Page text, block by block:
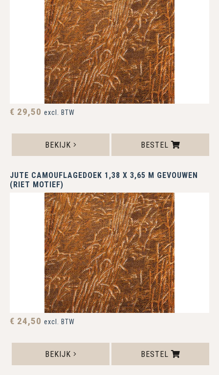
€ 29,50 excl. BTW
BEKIJK BESTEL
JUTE CAMOUFLAGEDOEK 1,38 X 3,65 M GEVOUWEN
(RIET MOTIEF)
€ 24,50 excl. BTW
BEKIJK BESTEL